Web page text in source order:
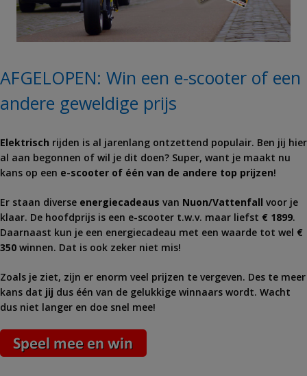
AFGELOPEN: Win een e-scooter of een
andere geweldige prijs
Elektrisch rijden is al jarenlang ontzettend populair. Ben jij hier
al aan begonnen of wil je dit doen? Super, want je maakt nu
kans op een e-scooter of één van de andere top prijzen!
Er staan diverse energiecadeaus van Nuon/Vattenfall voor je
klaar. De hoofdprijs is een e-scooter t.w.v. maar liefst € 1899.
Daarnaast kun je een energiecadeau met een waarde tot wel €
350 winnen. Dat is ook zeker niet mis!
Zoals je ziet, zijn er enorm veel prijzen te vergeven. Des te meer
kans dat jij dus één van de gelukkige winnaars wordt. Wacht
dus niet langer en doe snel mee!